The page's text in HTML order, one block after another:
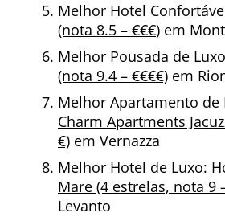
Melhor Hotel
(nota 8.5 – €€€) em
Melhor Pousada de
(nota 9.4 – €€€€) em
Melhor Apartamento de
Charm Apartments
€) em Vernazza
Melhor Hotel de Luxo:
Mare (4 estrelas, nota 9
Levanto